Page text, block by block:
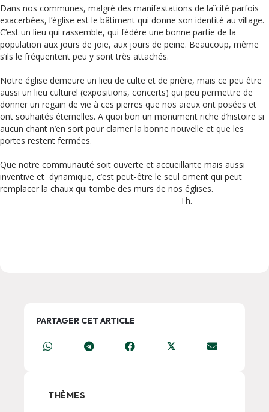
Dans nos communes, malgré des manifestations de laïcité parfois
exacerbées, l’église est le bâtiment qui donne son identité au village.
C’est un lieu qui rassemble, qui fédère une bonne partie de la
population aux jours de joie, aux jours de peine. Beaucoup, même
s’ils le fréquentent peu y sont très attachés.
Notre église demeure un lieu de culte et de prière, mais ce peu être
aussi un lieu culturel (expositions, concerts) qui peu permettre de
donner un regain de vie à ces pierres que nos aïeux ont posées et
ont souhaités éternelles. A quoi bon un monument riche d’histoire si
aucun chant n’en sort pour clamer la bonne nouvelle et que les
portes restent fermées.
Que notre communauté soit ouverte et accueillante mais aussi
inventive et dynamique, c’est peut-être le seul ciment qui peut
remplacer la chaux qui tombe des murs de nos églises.
Th.
PARTAGER CET ARTICLE
𝕏
THÈMES